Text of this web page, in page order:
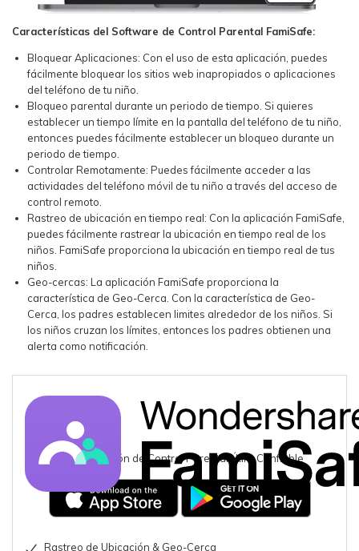
Características del Software de Control Parental FamiSafe:
Bloquear Aplicaciones: Con el uso de esta aplicación, puedes
fácilmente bloquear los sitios web inapropiados o aplicaciones
del teléfono de tu niño.
Bloqueo parental durante un periodo de tiempo. Si quieres
establecer un tiempo límite en la pantalla del teléfono de tu niño,
entonces puedes fácilmente establecer un bloqueo durante un
periodo de tiempo.
Controlar Remotamente: Puedes fácilmente acceder a las
actividades del teléfono móvil de tu niño a través del acceso de
control remoto.
Rastreo de ubicación en tiempo real: Con la aplicación FamiSafe,
puedes fácilmente rastrear la ubicación en tiempo real de los
niños. FamiSafe proporciona la ubicación en tiempo real de tus
niños.
Geo-cercas: La aplicación FamiSafe proporciona la
característica de Geo-Cerca. Con la característica de Geo-
Cerca, los padres establecen limites alrededor de los niños. Si
los niños cruzan los límites, entonces los padres obtienen una
alerta como notificación.
Una Aplicación de Control Parental Útil y Confiable
Rastreo de Ubicación & Geo-Cerca